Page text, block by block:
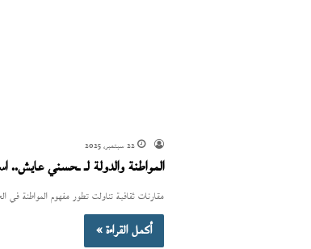
22 سبتمبر، 2025
المواطنة والدولة لـ ـحسني عايش..
مقارنات ثقافية تناولت تطور مفهوم المواطنة في
أكمل القراءة »